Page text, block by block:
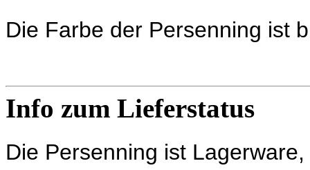
Die Farbe der Persenning ist
Info zum Lieferstatus
Die Persenning ist